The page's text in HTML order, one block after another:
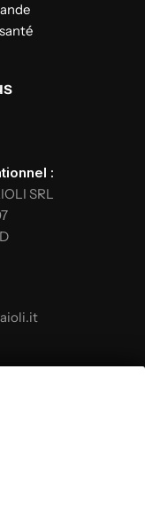
:
SRL